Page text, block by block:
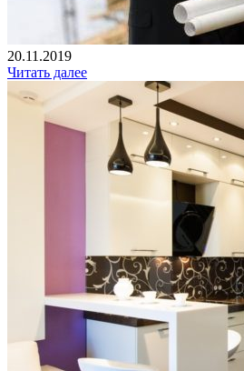
20.11.2019
Читать далее